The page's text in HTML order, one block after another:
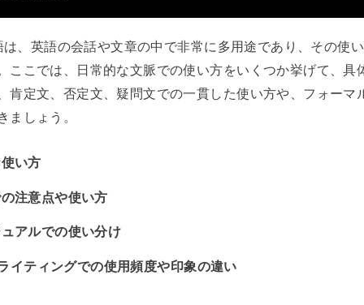
は、英語の会話や文章の中で非常に多用途であり、その使
ここでは、日常的な文脈での使い方をいくつか挙げて、具
肯定文、否定文、疑問文での一貫した使い方や、フォーマ
ましょう。
い方
注意点や使い方
アルでの使い分け
イティングでの使用頻度や印象の違い